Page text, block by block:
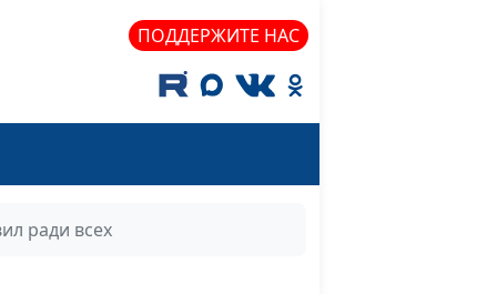
ПОДДЕРЖИТЕ НАС
ради всех
Радмила Спивак #2127
Радмила Спивак #2126
Радмила Спивак #2124
Радмила Спивак